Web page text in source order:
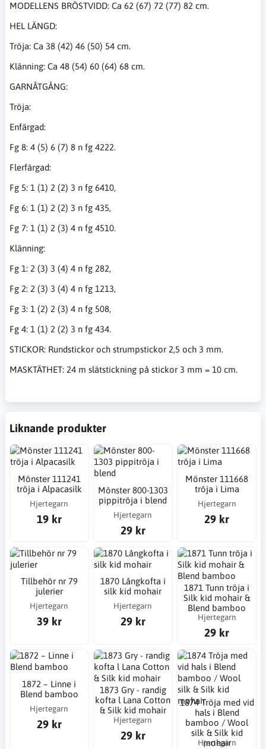
MODELLENS BRÖSTVIDD: Ca 62 (67) 72 (77) 82 cm.
HEL LÄNGD:
Tröja: Ca 38 (42) 46 (50) 54 cm.
Klänning: Ca 48 (54) 60 (64) 68 cm.
GARNÅTGÅNG:
Tröja:
Enfärgad:
Fg 8: 4 (5) 6 (7) 8 n fg 4222.
Flerfärgad:
Fg 5: 1 (1) 2 (2) 3 n fg 6410,
Fg 6: 1 (1) 2 (2) 3 n fg 435,
Fg 7: 1 (1) 2 (3) 4 n fg 4510.
Klänning:
Fg 1: 2 (3) 3 (4) 4 n fg 282,
Fg 2: 2 (3) 3 (4) 4 n fg 1213,
Fg 3: 1 (2) 2 (3) 4 n fg 508,
Fg 4: 1 (1) 2 (2) 3 n fg 434.
STICKOR: Rundstickor och strumpstickor 2,5 och 3 mm.
MASKTÄTHET: 24 m slätstickning på stickor 3 mm = 10 cm.
Liknande produkter
Mönster 111241
tröja i Alpacasilk
Hjertegarn
19 kr
Mönster 800-1303
pippitröja i blend
Hjertegarn
29 kr
Mönster 111668
tröja i Lima
Hjertegarn
29 kr
Tillbehör nr 79
julerier
Hjertegarn
39 kr
1870 Långkofta i
silk kid mohair
Hjertegarn
29 kr
1871 Tunn tröja i
Silk kid mohair &
Blend bamboo
Hjertegarn
29 kr
1872 – Linne i
Blend bamboo
Hjertegarn
29 kr
1873 Gry - randig
kofta l Lana Cotton
& Silk kid mohair
Hjertegarn
29 kr
1874 Tröja med vid
hals i Blend
bamboo / Wool
silk & Silk kid
mohair
Hjertegarn